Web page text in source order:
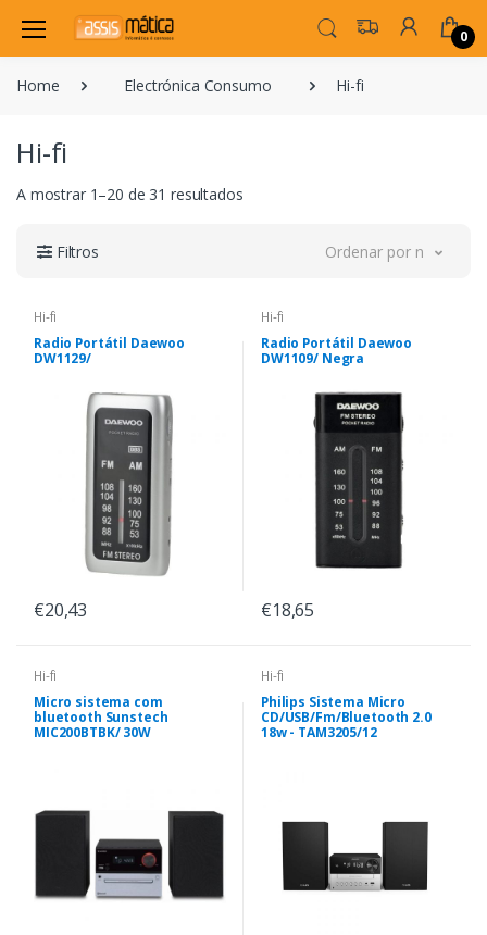
0
Home Electrónica Consumo Hi-fi
Hi-fi
A mostrar 1–20 de 31 resultados
Filtros Ordenar por novidade
Hi-fi
Radio Portátil Daewoo
DW1129/
€20,43
Hi-fi
Radio Portátil Daewoo
DW1109/ Negra
€18,65
Hi-fi
Micro sistema com
bluetooth Sunstech
MIC200BTBK/ 30W
Hi-fi
Philips Sistema Micro
CD/USB/Fm/Bluetooth 2.0
18w - TAM3205/12